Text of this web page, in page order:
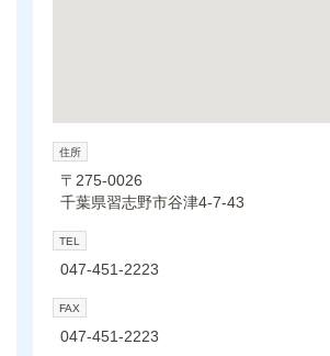
住所
〒275-0026
千葉県習志野市谷津4-7-43
TEL
047-451-2223
FAX
047-451-2223